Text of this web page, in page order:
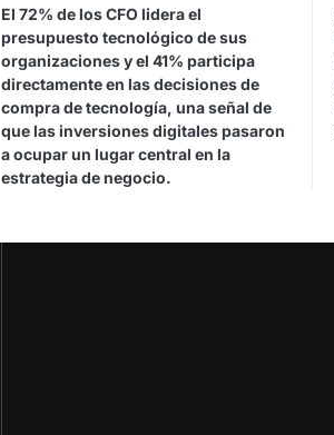
El 72% de los CFO lidera el
presupuesto tecnológico de sus
organizaciones y el 41% participa
directamente en las decisiones de
compra de tecnología, una señal de
que las inversiones digitales pasaron
a ocupar un lugar central en la
estrategia de negocio.